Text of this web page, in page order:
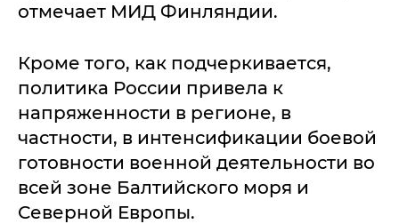
отмечает МИД Финляндии.
Кроме того, как подчеркивается,
политика России привела к
напряженности в регионе, в
частности, в интенсификации боевой
готовности военной деятельности во
всей зоне Балтийского моря и
Северной Европы.